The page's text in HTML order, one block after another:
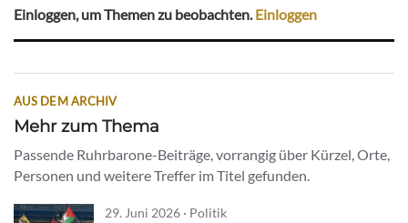
Einloggen, um Themen zu beobachten.Einloggen
AUS DEM ARCHIV
Mehr zum Thema
Passende Ruhrbarone-Beiträge, vorrangig über Kürzel, Orte,
Personen und weitere Treffer im Titel gefunden.
29. Juni 2026 · Politik